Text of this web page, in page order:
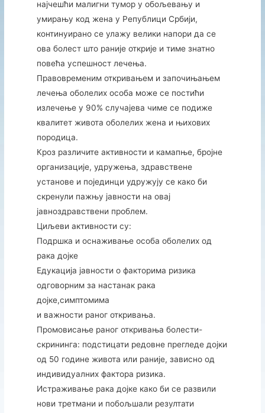
најчешћи малигни тумор у обољевању и
умирању код жена у Републици Србији,
континуирано се улажу велики напори да се
ова болест што раније открије и тиме знатно
повећа успешност лечења.
Правовременим откривањем и започињањем
лечења оболелих особа може се постићи
излечење у 90% случајева чиме се подиже
квалитет живота оболелих жена и њихових
породица.
Кроз различите активности и камапње, бројне
организације, удружења, здравствене
установе и појединци удружују се како би
скренули пажњу јавности на овај
јавноздравствени проблем.
Циљеви активности су:
Подршка и оснаживање особа оболелих од
рака дојке
Едукација јавности о факторима ризика
одговорним за настанак рака
дојке,симптомима
и важности раног откривања.
Промовисање раног откривања болести-
скрининга: подстицати редовне прегледе дојки
од 50 године живота или раније, зависно од
индивидуалних фактора ризика.
Истраживање рака дојке како би се развили
нови третмани и побољшали резултати